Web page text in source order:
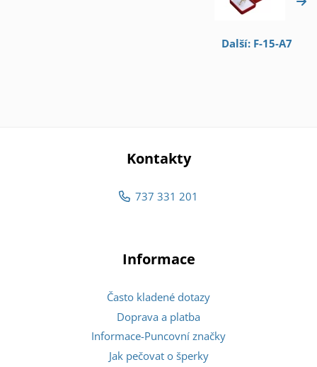
Další: F-15-A7
Kontakty
737 331 201
Informace
Často kladené dotazy
Doprava a platba
Informace-Puncovní značky
Jak pečovat o šperky